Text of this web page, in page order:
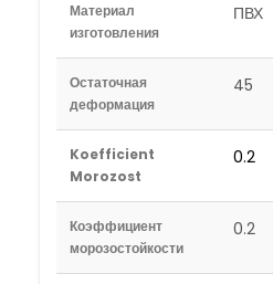
Материал
изготовления
ПВХ
Остаточная
деформация
45
Koefficient
Morozost
0.2
Коэффициент
морозостойкости
0.2